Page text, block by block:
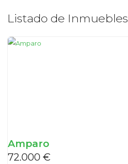
Listado de Inmuebles
Amparo
72.000 €